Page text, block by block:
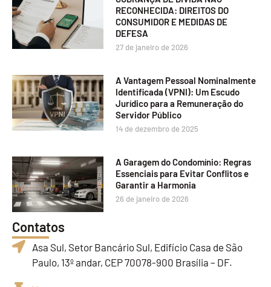
RECONHECIDA: DIREITOS DO
CONSUMIDOR E MEDIDAS DE
DEFESA
27 de janeiro de 2026
A Vantagem Pessoal Nominalmente
Identificada (VPNI): Um Escudo
Jurídico para a Remuneração do
Servidor Público
14 de dezembro de 2025
A Garagem do Condomínio: Regras
Essenciais para Evitar Conflitos e
Garantir a Harmonia
26 de janeiro de 2026
Contatos
Asa Sul, Setor Bancário Sul, Edifício Casa de São
Paulo, 13º andar, CEP 70078-900 Brasília – DF.